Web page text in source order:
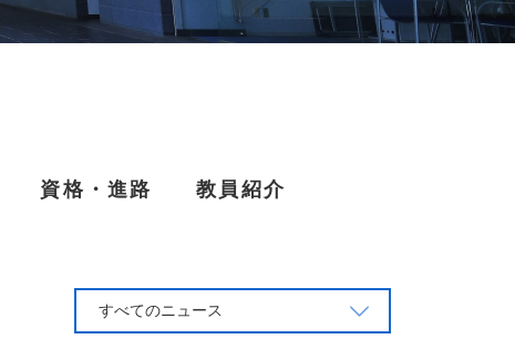
資格・進路 教員紹介
すべてのニュース